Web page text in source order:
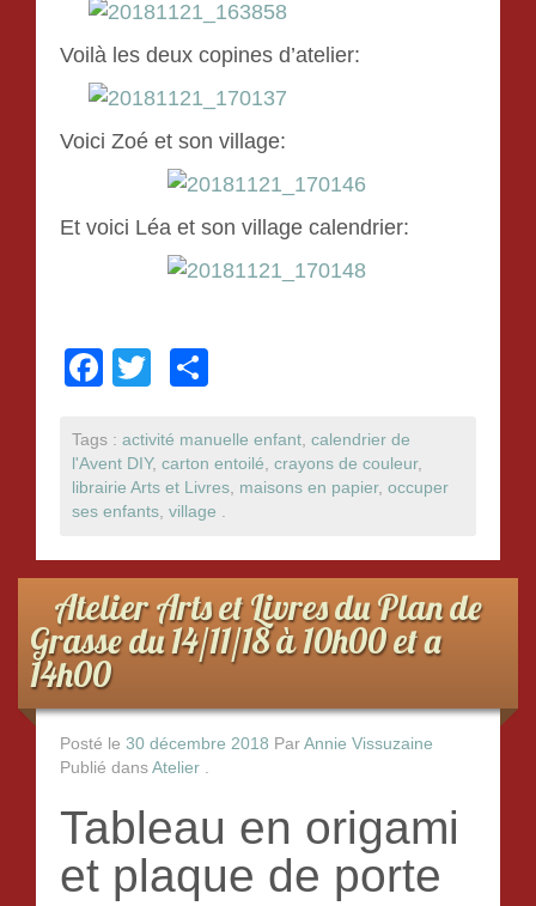
Voilà les deux copines d’atelier:
Voici Zoé et son village:
Et voici Léa et son village calendrier:
F
c
e
b
o
o
k
tt
er
ta
g
er
Tags : activité manuelle enfant, calendrier de
l'Avent DIY, carton entoilé, crayons de couleur,
librairie Arts et Livres, maisons en papier, occuper
ses enfants, village .
Atelier Arts et Livres du Plan de
Grasse du 14/11/18 à 10h00 et a
14h00
Posté le 30 décembre 2018 Par Annie Vissuzaine
Publié dans Atelier .
Tableau en origami
et plaque de porte